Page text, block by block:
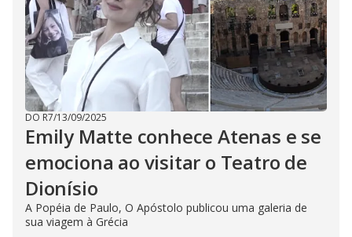
DO R7/13/09/2025
Emily Matte conhece Atenas e se
emociona ao visitar o Teatro de
Dionísio
A Popéia de Paulo, O Apóstolo publicou uma galeria de
sua viagem à Grécia